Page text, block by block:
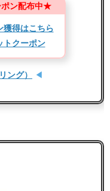
ン配布中★
得はこちら
クーポン
ング） ◀